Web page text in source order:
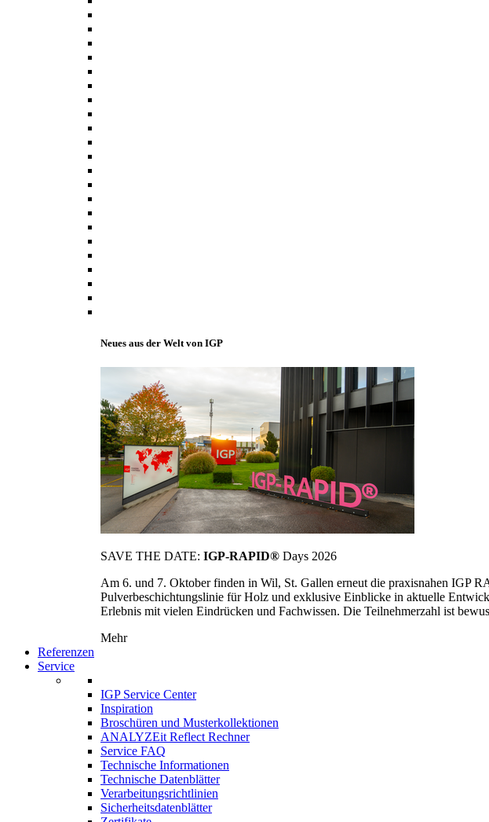
Neues aus der Welt von IGP
SAVE THE DATE: IGP-RAPID® Days 2026
Am 6. und 7. Oktober finden in Wil, St. Gallen erneut die praxisnahen IGP
Pulverbeschichtungslinie für Holz und exklusive Einblicke in aktuelle
Erlebnis mit vielen Eindrücken und Fachwissen. Die Teilnehmerzahl ist
Mehr
Referenzen
Service
IGP Service Center
Inspiration
Broschüren und Musterkollektionen
ANALYZEit Reflect Rechner
Service FAQ
Technische Informationen
Technische Datenblätter
Verarbeitungsrichtlinien
Sicherheitsdatenblätter